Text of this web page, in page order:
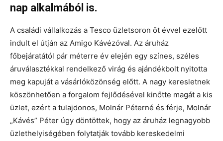
nap alkalmából is.
A családi vállalkozás a Tesco üzletsoron öt évvel ezelőtt
indult el útján az Amigo Kávézóval. Az áruház
főbejáratától pár méterre év elején egy színes, széles
áruválasztékkal rendelkező virág és ajándékbolt nyitotta
meg kapuját a vásárlóközönség előtt. A nagy keresletnek
köszönhetően a forgalom fejlődésével kinőtte magát a kis
üzlet, ezért a tulajdonos, Molnár Péterné és férje, Molnár
„Kávés” Péter úgy döntöttek, hogy az áruház legnagyobb
üzlethelyiségében folytatják tovább kereskedelmi